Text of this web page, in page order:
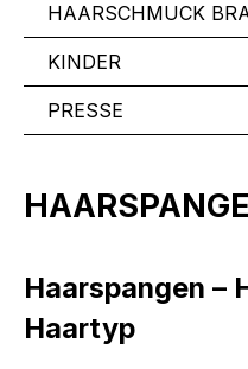
HAARSCHMUCK
KINDER
PRESSE
Haarspangen –
Haartyp